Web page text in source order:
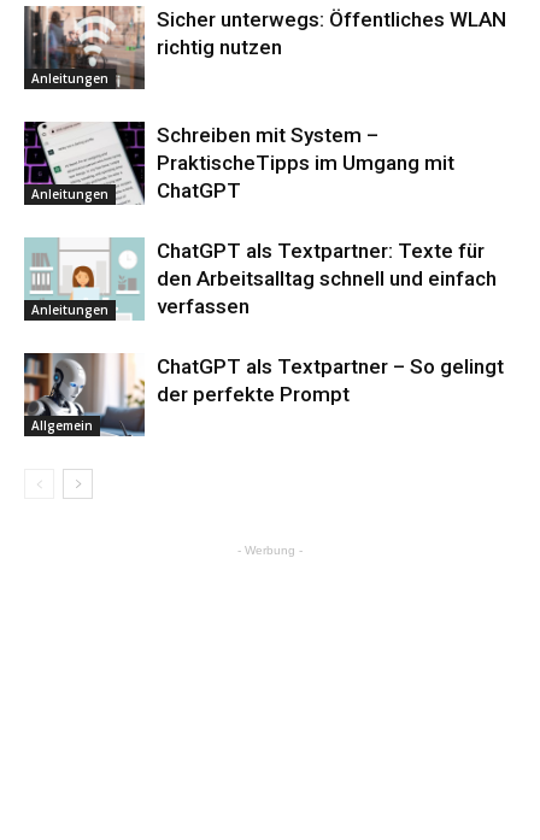
Anleitungen
Sicher unterwegs: Öffentliches WLAN
richtig nutzen
Anleitungen
Schreiben mit System –
PraktischeTipps im Umgang mit
ChatGPT
Anleitungen
ChatGPT als Textpartner: Texte für
den Arbeitsalltag schnell und einfach
verfassen
Allgemein
ChatGPT als Textpartner – So gelingt
der perfekte Prompt
- Werbung -